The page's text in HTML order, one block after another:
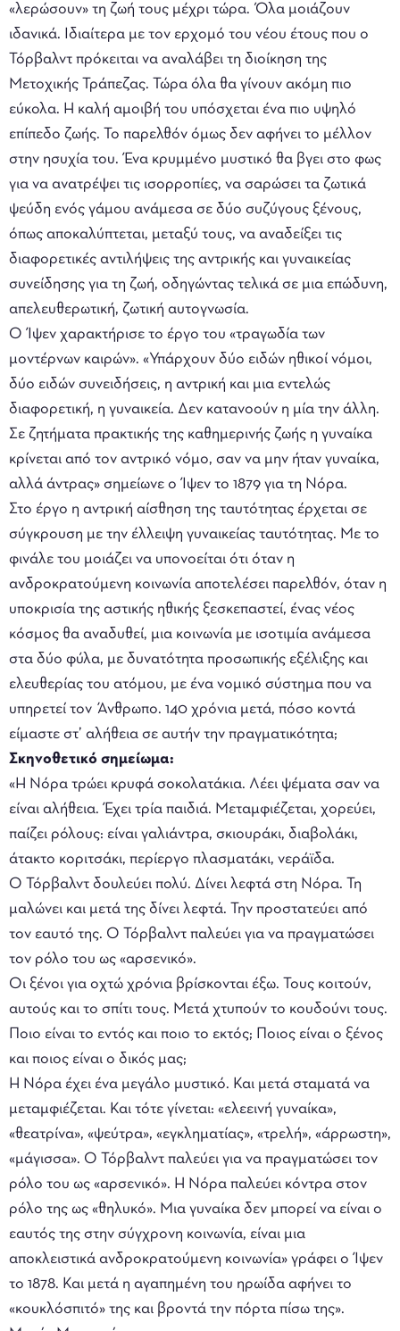
«λερώσουν» τη ζωή τους μέχρι τώρα. Όλα μοιάζουν
ιδανικά. Ιδιαίτερα με τον ερχομό του νέου έτους που ο
Τόρβαλντ πρόκειται να αναλάβει τη διοίκηση της
Μετοχικής Τράπεζας. Τώρα όλα θα γίνουν ακόμη πιο
εύκολα. Η καλή αμοιβή του υπόσχεται ένα πιο υψηλό
επίπεδο ζωής. Το παρελθόν όμως δεν αφήνει το μέλλον
στην ησυχία του. Ένα κρυμμένο μυστικό θα βγει στο φως
για να ανατρέψει τις ισορροπίες, να σαρώσει τα ζωτικά
ψεύδη ενός γάμου ανάμεσα σε δύο συζύγους ξένους,
όπως αποκαλύπτεται, μεταξύ τους, να αναδείξει τις
διαφορετικές αντιλήψεις της αντρικής και γυναικείας
συνείδησης για τη ζωή, οδηγώντας τελικά σε μια επώδυνη,
απελευθερωτική, ζωτική αυτογνωσία.
Ο Ίψεν χαρακτήρισε το έργο του «τραγωδία των
μοντέρνων καιρών». «Υπάρχουν δύο ειδών ηθικοί νόμοι,
δύο ειδών συνειδήσεις, η αντρική και μια εντελώς
διαφορετική, η γυναικεία. Δεν κατανοούν η μία την άλλη.
Σε ζητήματα πρακτικής της καθημερινής ζωής η γυναίκα
κρίνεται από τον αντρικό νόμο, σαν να μην ήταν γυναίκα,
αλλά άντρας» σημείωνε ο Ίψεν το 1879 για τη Νόρα.
Στο έργο η αντρική αίσθηση της ταυτότητας έρχεται σε
σύγκρουση με την έλλειψη γυναικείας ταυτότητας. Με το
φινάλε του μοιάζει να υπονοείται ότι όταν η
ανδροκρατούμενη κοινωνία αποτελέσει παρελθόν, όταν η
υποκρισία της αστικής ηθικής ξεσκεπαστεί, ένας νέος
κόσμος θα αναδυθεί, μια κοινωνία με ισοτιμία ανάμεσα
στα δύο φύλα, με δυνατότητα προσωπικής εξέλιξης και
ελευθερίας του ατόμου, με ένα νομικό σύστημα που να
υπηρετεί τον Άνθρωπο. 140 χρόνια μετά, πόσο κοντά
είμαστε στ’ αλήθεια σε αυτήν την πραγματικότητα;
Σκηνοθετικό σημείωμα:
«Η Νόρα τρώει κρυφά σοκολατάκια. Λέει ψέματα σαν να
είναι αλήθεια. Έχει τρία παιδιά. Μεταμφιέζεται, χορεύει,
παίζει ρόλους: είναι γαλιάντρα, σκιουράκι, διαβολάκι,
άτακτο κοριτσάκι, περίεργο πλασματάκι, νεράϊδα.
Ο Τόρβαλντ δουλεύει πολύ. Δίνει λεφτά στη Νόρα. Τη
μαλώνει και μετά της δίνει λεφτά. Την προστατεύει από
τον εαυτό της. Ο Τόρβαλντ παλεύει για να πραγματώσει
τον ρόλο του ως «αρσενικό».
Οι ξένοι για οχτώ χρόνια βρίσκονται έξω. Τους κοιτούν,
αυτούς και το σπίτι τους. Μετά χτυπούν το κουδούνι τους.
Ποιο είναι το εντός και ποιο το εκτός; Ποιος είναι ο ξένος
και ποιος είναι ο δικός μας;
Η Νόρα έχει ένα μεγάλο μυστικό. Και μετά σταματά να
μεταμφιέζεται. Και τότε γίνεται: «ελεεινή γυναίκα»,
«θεατρίνα», «ψεύτρα», «εγκληματίας», «τρελή», «άρρωστη»,
«μάγισσα». Ο Τόρβαλντ παλεύει για να πραγματώσει τον
ρόλο του ως «αρσενικό». Η Νόρα παλεύει κόντρα στον
ρόλο της ως «θηλυκό». Μια γυναίκα δεν μπορεί να είναι ο
εαυτός της στην σύγχρονη κοινωνία, είναι μια
αποκλειστικά ανδροκρατούμενη κοινωνία» γράφει ο Ίψεν
το 1878. Και μετά η αγαπημένη του ηρωίδα αφήνει το
«κουκλόσπιτό» της και βροντά την πόρτα πίσω της».